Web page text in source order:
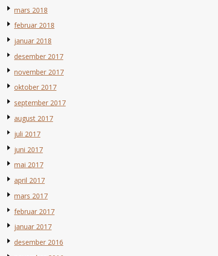
mars 2018
februar 2018
januar 2018
desember 2017
november 2017
oktober 2017
september 2017
august 2017
juli 2017
juni 2017
mai 2017
april 2017
mars 2017
februar 2017
januar 2017
desember 2016